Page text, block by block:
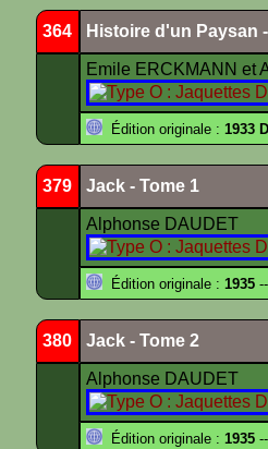
364 Histoire d'un Paysan
Emile ERCKMANN et
Édition originale : 1933
379 Jack - Tome 1
Alphonse DAUDET
Édition originale : 1935
380 Jack - Tome 2
Alphonse DAUDET
Édition originale : 1935